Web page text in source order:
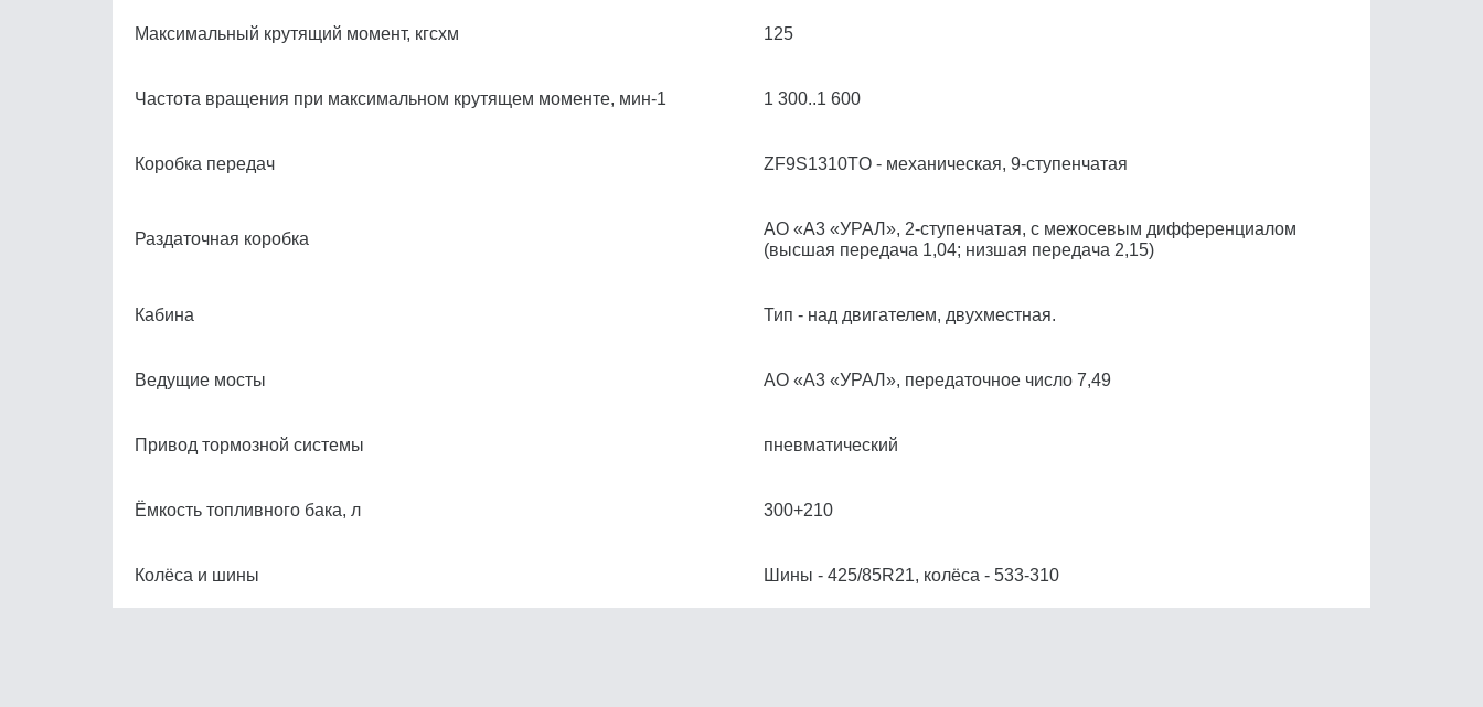
Максимальный крутящий момент, кгсхм 125
Частота вращения при максимальном крутящем моменте, мин-1 1 300..1 600
Коробка передач ZF9S1310TO - механическая, 9-ступенчатая
Раздаточная коробка
АО «A3 «УРАЛ», 2-ступенчатая, с межосевым дифференциалом
(высшая передача 1,04; низшая передача 2,15)
Кабина Тип - над двигателем, двухместная.
Ведущие мосты АО «A3 «УРАЛ», передаточное число 7,49
Привод тормозной системы пневматический
Ёмкость топливного бака, л 300+210
Колёса и шины Шины - 425/85R21, колёса - 533-310